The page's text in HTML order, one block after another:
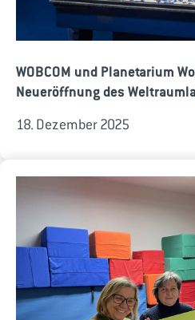
WOBCOM und Planetarium
Neueröffnung des
18. Dezember 2025